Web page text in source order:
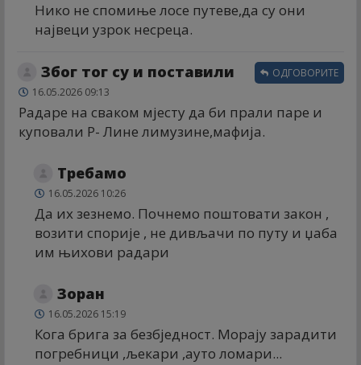
Нико не спомиње лосе путеве,да су они
највеци узрок несреца.
Због тог су и поставили
16.05.2026 09:13
Радаре на сваком мјесту да би прали паре и
куповали Р- Лине лимузине,мафија.
ОДГОВОРИТЕ
Требамо
16.05.2026 10:26
Да их зезнемо. Почнемо поштовати закон ,
возити спорије , не дивљачи по путу и џаба
им њихови радари
Зоран
16.05.2026 15:19
Кога брига за безбједност. Морају зарадити
погребници ,љекари ,ауто ломари...